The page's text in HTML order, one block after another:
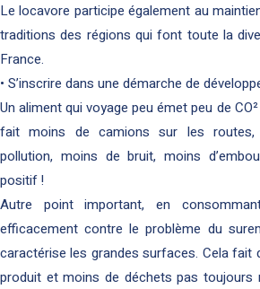
Le locavore participe également au
traditions des régions qui font toute la
France.
• S’inscrire dans une démarche de
Un aliment qui voyage peu émet peu de
fait moins de camions sur les routes,
pollution, moins de bruit, moins
positif !
Autre point important, en
efficacement contre le problème du
caractérise les grandes surfaces. Cela fait
produit et moins de déchets pas toujours